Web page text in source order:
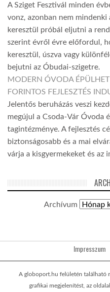
A Sziget Fesztivál minden
vonz, azonban nem
keresztül próbál eljutni a
szerint évről évre előfordul,
keresztül, úszva vagy
bejutni az Óbudai-szigetre.
MODERN ÓVODA
FORINTOS FEJLESZTÉS
Jelentős beruházás veszi
megújul a Csoda-Vár Óvoda
tagintézménye. A fejlesztés
biztonságosabb és a mai
várja a kisgyermekeket és az
Archívum
Impresszum
A globoport.hu felületén található
grafikai megjelenítést, az